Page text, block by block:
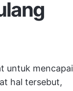
untuk mencapai
hal tersebut,